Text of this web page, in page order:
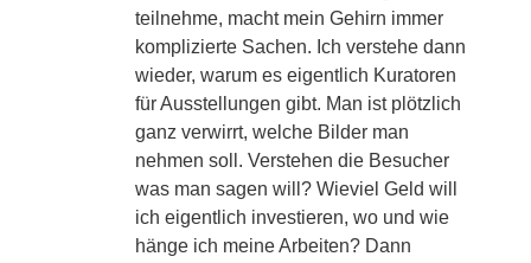
teilnehme, macht mein Gehirn immer
komplizierte Sachen. Ich verstehe dann
wieder, warum es eigentlich Kuratoren
für Ausstellungen gibt. Man ist plötzlich
ganz verwirrt, welche Bilder man
nehmen soll. Verstehen die Besucher
was man sagen will? Wieviel Geld will
ich eigentlich investieren, wo und wie
hänge ich meine Arbeiten? Dann